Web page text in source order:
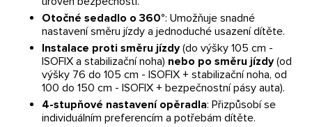
Otočné sedadlo o 360°: Umožňuje snadné
nastavení směru jízdy a jednoduché usazení dítěte.
Instalace proti směru jízdy (do výšky 105 cm -
ISOFIX a stabilizační noha) nebo po směru jízdy (od
výšky 76 do 105 cm - ISOFIX + stabilizační noha, od
100 do 150 cm - ISOFIX + bezpečnostní pásy auta).
4-stupňové nastavení opěradla: Přizpůsobí se
individuálním preferencím a potřebám dítěte.